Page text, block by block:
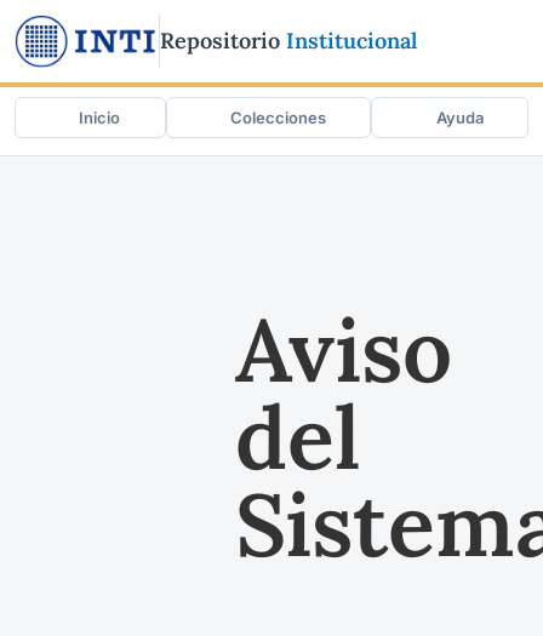
Repositorio Institucional
Inicio Colecciones Ayuda
Aviso
del